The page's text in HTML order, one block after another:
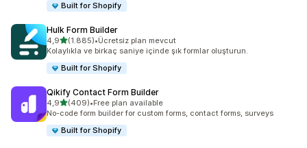
Built for Shopify
Hulk Form Builder
4,95 yıldız üzerinden
(1.885)
toplam 1885 değerlendirme
•Ücretsiz plan mevcut
Kolaylıkla ve birkaç saniye içinde şık formlar oluşturun.
Built for Shopify
Qikify Contact Form Builder
4,95 yıldız üzerinden
(409)
toplam 409 değerlendirme
•Free plan available
No-code form builder for custom forms, contact forms, surveys
Built for Shopify